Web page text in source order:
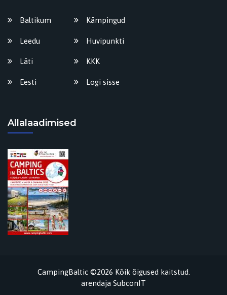
Baltikum
Leedu
Läti
Eesti
Kämpingud
Huvipunkti
KKK
Logi sisse
Allalaadimised
CampingBaltic ©2026 Kõik õigused kaitstud.
arendaja SubconIT